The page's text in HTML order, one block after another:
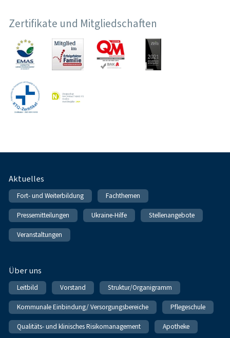
Zertifikate und Mitgliedschaften
Fußnavigation
Aktuelles
Fort- und Weiterbildung Fachthemen
Pressemitteilungen Ukraine-Hilfe Stellenangebote
Veranstaltungen
Über uns
Leitbild Vorstand Struktur/Organigramm
Kommunale Einbindung/ Versorgungsbereiche Pflegeschule
Qualitäts- und klinisches Risikomanagement Apotheke